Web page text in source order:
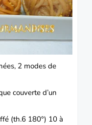
2 modes de
couverte d’un
(th.6 180°) 10 à